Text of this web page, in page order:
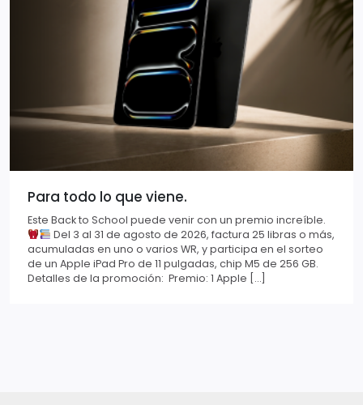
Para todo lo que viene.
Este Back to School puede venir con un premio increíble.
Del 3 al 31 de agosto de 2026, factura 25 libras o más,
acumuladas en uno o varios WR, y participa en el sorteo
de un Apple iPad Pro de 11 pulgadas, chip M5 de 256 GB.
Detalles de la promoción: Premio: 1 Apple […]